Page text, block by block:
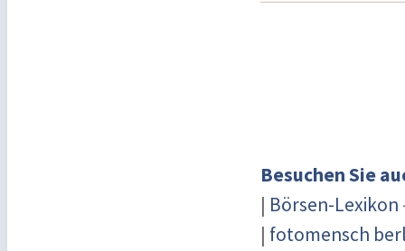
Besuchen Sie
| Börsen-Lexikon
| fotomensch